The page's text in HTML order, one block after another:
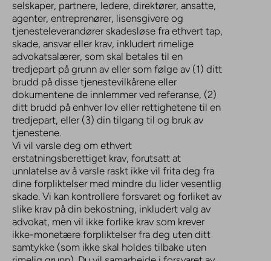
selskaper, partnere, ledere, direktører, ansatte,
agenter, entreprenører, lisensgivere og
tjenesteleverandører skadesløse fra ethvert tap,
skade, ansvar eller krav, inkludert rimelige
advokatsalærer, som skal betales til en
tredjepart på grunn av eller som følge av (1) ditt
brudd på disse tjenestevilkårene eller
dokumentene de innlemmer ved referanse, (2)
ditt brudd på enhver lov eller rettighetene til en
tredjepart, eller (3) din tilgang til og bruk av
tjenestene.
Vi vil varsle deg om ethvert
erstatningsberettiget krav, forutsatt at
unnlatelse av å varsle raskt ikke vil frita deg fra
dine forpliktelser med mindre du lider vesentlig
skade. Vi kan kontrollere forsvaret og forliket av
slike krav på din bekostning, inkludert valg av
advokat, men vil ikke forlike krav som krever
ikke-monetære forpliktelser fra deg uten ditt
samtykke (som ikke skal holdes tilbake uten